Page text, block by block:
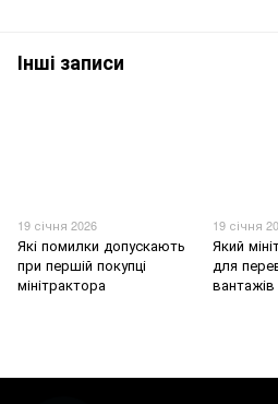
Інші записи
19 січня 2026
Які помилки допускають
при першій покупці
мінітрактора
19 січня
Який
для
вантажів